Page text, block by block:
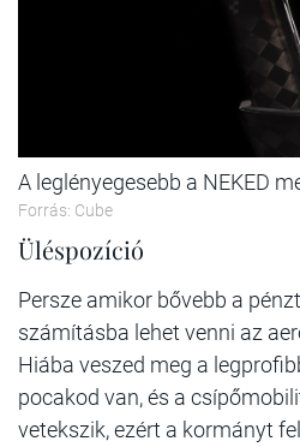
A leglényegesebb a NEKED
Forrás: Cube
Üléspozíció
Persze amikor bővebb a
számításba lehet venni az
Hiába veszed meg a
pocakod van, és a
vetekszik, ezért a kormányt